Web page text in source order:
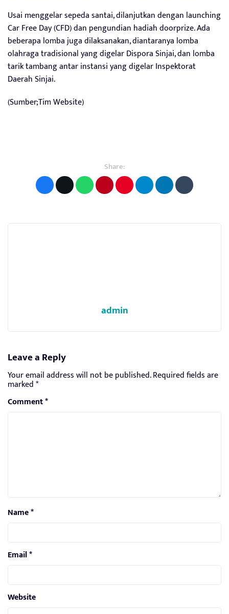
Usai menggelar sepeda santai, dilanjutkan dengan launching
Car Free Day (CFD) dan pengundian hadiah doorprize. Ada
beberapa lomba juga dilaksanakan, diantaranya lomba
olahraga tradisional yang digelar Dispora Sinjai, dan lomba
tarik tambang antar instansi yang digelar Inspektorat
Daerah Sinjai.
(Sumber;Tim Website)
Share:
admin
Leave a Reply
Your email address will not be published.Required fields are
marked*
Comment*
Name*
Email*
Website